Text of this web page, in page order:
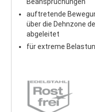
auftretende
über die Dehnzone
abgeleitet
für extreme